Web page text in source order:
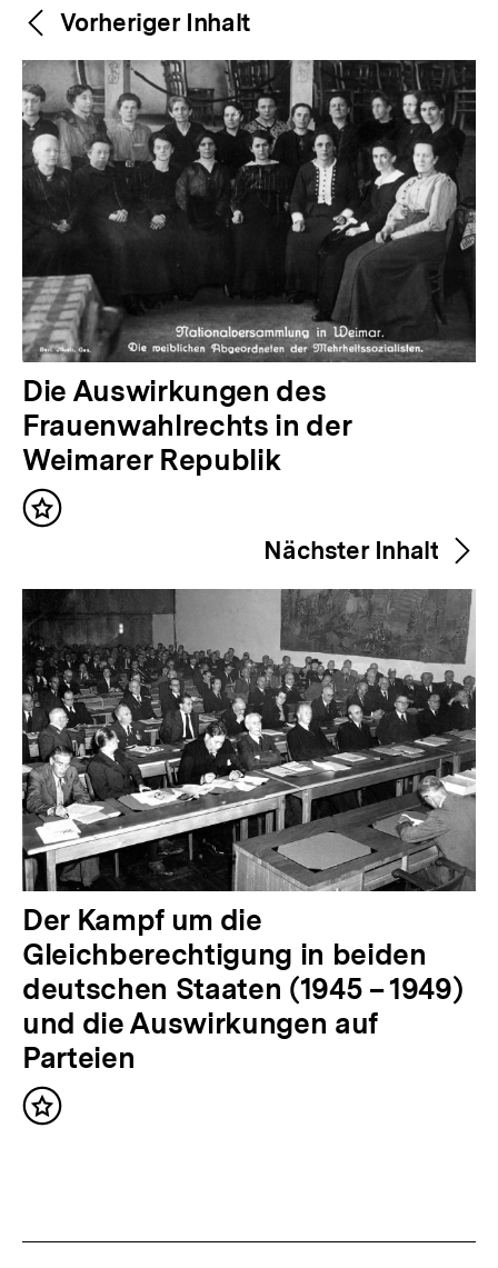
Weitere
Inhalte
Content-
Navigation
Vorheriger Inhalt
V
o
r
h
e
i
g
e
r
I
n
h
a
l
t
:
Die Auswirkungen des
Frauenwahlrechts in der
Weimarer Republik
Inhalt
Nächster Inhalt
N
ä
c
h
s
t
e
Der Kampf um die
Gleichberechtigung in beiden
deutschen Staaten (1945 – 1949)
und die Auswirkungen auf
Parteien
Inhalt